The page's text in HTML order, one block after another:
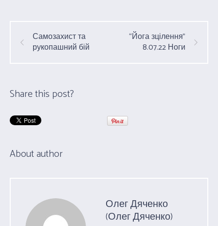
Самозахист та
рукопашний бій
“Йога зцілення”
8.07.22 Ноги
Share this post?
About author
Олег Дяченко
(Олег Дяченко)